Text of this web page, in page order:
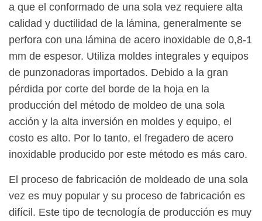
a que el conformado de una sola vez requiere alta
calidad y ductilidad de la lámina, generalmente se
perfora con una lámina de acero inoxidable de 0,8-1
mm de espesor. Utiliza moldes integrales y equipos
de punzonadoras importados. Debido a la gran
pérdida por corte del borde de la hoja en la
producción del método de moldeo de una sola
acción y la alta inversión en moldes y equipo, el
costo es alto. Por lo tanto, el fregadero de acero
inoxidable producido por este método es más caro.
El proceso de fabricación de moldeado de una sola
vez es muy popular y su proceso de fabricación es
difícil. Este tipo de tecnología de producción es muy